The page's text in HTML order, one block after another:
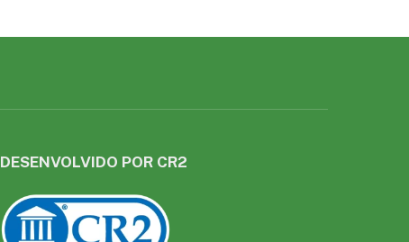
DESENVOLVIDO POR CR2